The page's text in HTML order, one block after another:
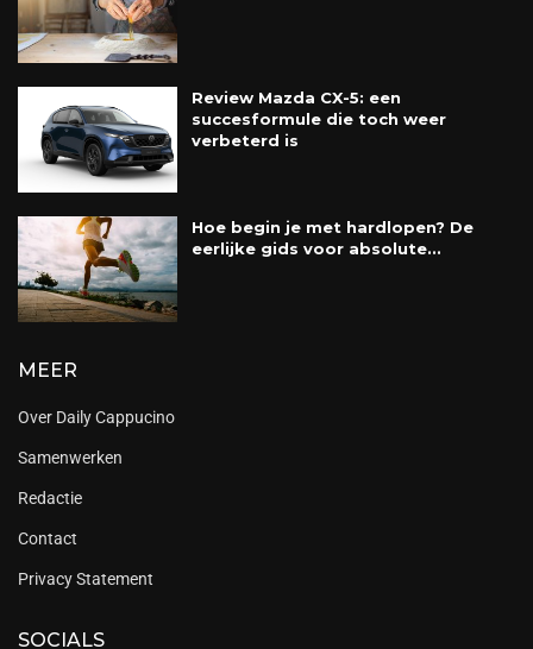
Review Mazda CX-5: een
succesformule die toch weer
verbeterd is
Hoe begin je met hardlopen? De
eerlijke gids voor absolute...
MEER
Over Daily Cappucino
Samenwerken
Redactie
Contact
Privacy Statement
SOCIALS